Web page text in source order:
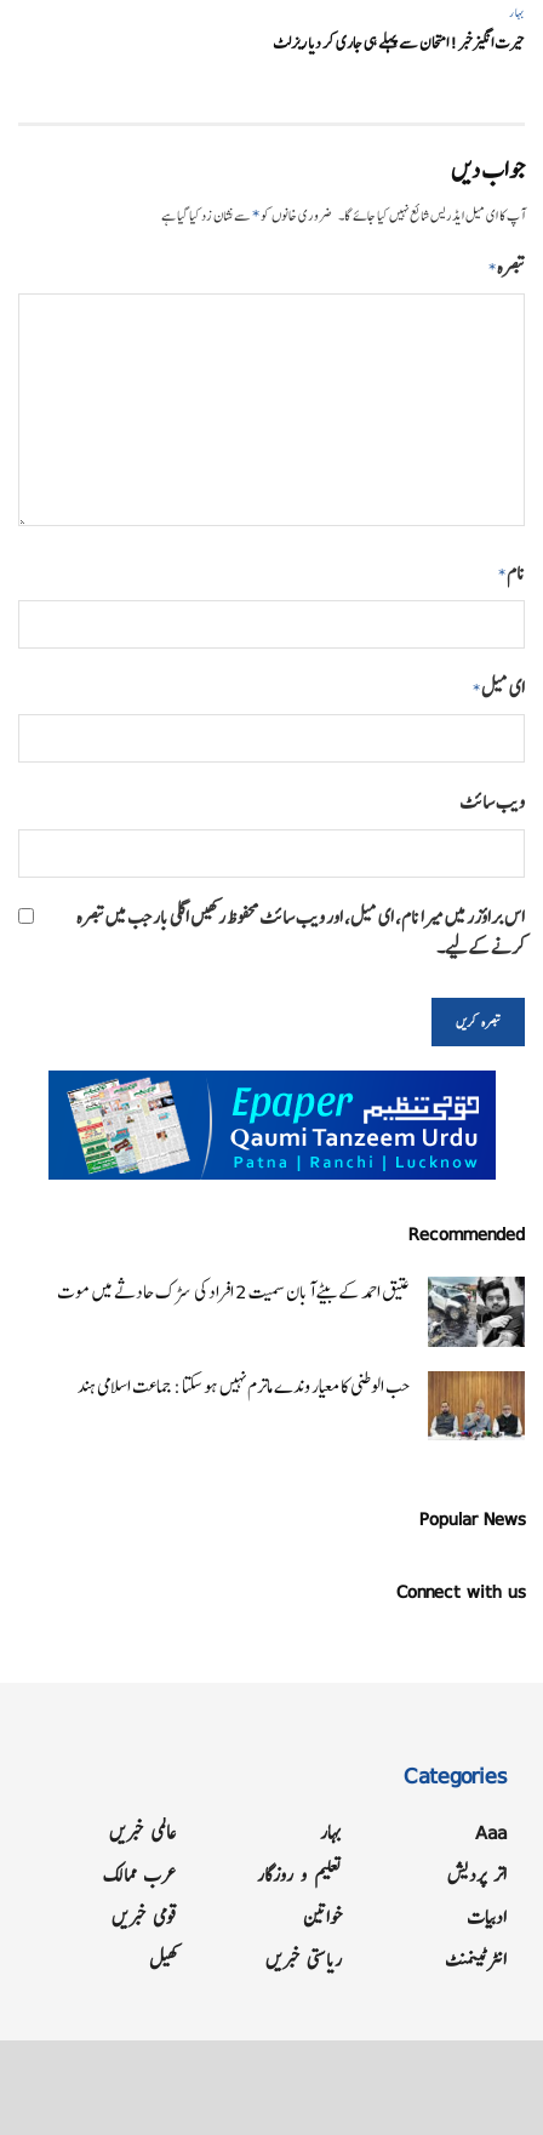
بہار
حیرت انگیزخبر ! امتحان سے پہلے ہی جاری کر دیا ریزلٹ
جواب دیں
آپ کا ای میل ایڈریس شائع نہیں کیا جائے گا۔ ضروری خانوں کو*سے نشان زد کیا گیا ہے
تبصرہ*
نام*
ای میل*
ویب‌ سائٹ
اس براؤزر میں میرا نام، ای میل، اور ویب سائٹ محفوظ رکھیں اگلی بار جب میں تبصرہ
کرنے کےلیے۔
Recommended
عتیق احمد کے بیٹے آبان سمیت 2 افراد کی سڑک حادثے میں موت
حب الوطنی کا معیار وندے ماترم نہیں ہو سکتا : جماعت اسلامی ہند
Popular News
Connect with us
Categories
Aaa
اتر پردیش
ادبیات
انٹرٹینمنٹ
بہار
تعلیم و روزگار
خواتین
ریاستی خبریں
عالمی خبریں
عرب ممالک
قومی خبریں
کھیل